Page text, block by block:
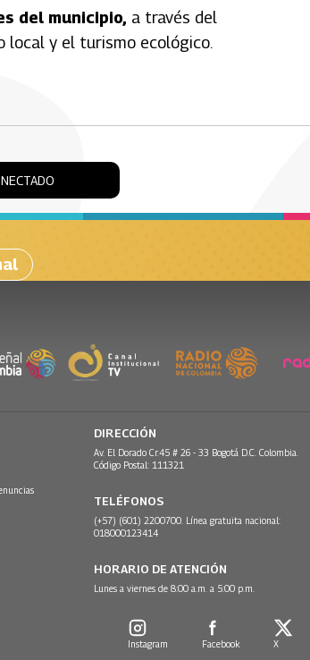
del municipio, a través del
local y el turismo ecológico.
DIRECCIÓN
Av. El Dorado Cr.45 # 26 - 33 Bogotá D.C. Colombia.
Código Postal: 111321
TELÉFONOS
(+57) (601) 2200700. Línea gratuita nacional:
018000123414
HORARIO DE ATENCIÓN
Lunes a viernes de 8:00 a.m. a 5:00 p.m.
Instagram Facebook X